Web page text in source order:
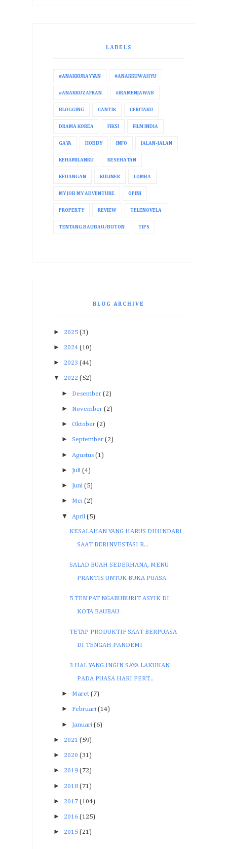
LABELS
#ANAKKURAYYAN #ANAKKUWAHYU
#ANAKKUZAFRAN #IRAMENJAWAB
BLOGGING CANTIK CERITAKU
DRAMA KOREA FIKSI FILM INDIA
GAYA HOBBY INFO JALAN-JALAN
KEHAMILANKU KESEHATAN
KEUANGAN KULINER LOMBA
MY JOB MY ADVENTURE OPINI
PROPERTY REVIEW TELENOVELA
TENTANG BAUBAU/BUTON TIPS
BLOG ARCHIVE
► 2025 (3)
► 2024 (10)
► 2023 (44)
▼ 2022 (52)
► Desember (2)
► November (2)
► Oktober (2)
► September (2)
► Agustus (1)
► Juli (4)
► Juni (5)
► Mei (2)
▼ April (5)
KESALAHAN YANG HARUS DIHINDARI
SAAT BERINVESTASI R...
SALAD BUAH SEDERHANA, MENU
PRAKTIS UNTUK BUKA PUASA
5 TEMPAT NGABUBURIT ASYIK DI
KOTA BAUBAU
TETAP PRODUKTIF SAAT BERPUASA
DI TENGAH PANDEMI
3 HAL YANG INGIN SAYA LAKUKAN
PADA PUASA HARI PERT...
► Maret (7)
► Februari (14)
► Januari (6)
► 2021 (59)
► 2020 (31)
► 2019 (72)
► 2018 (71)
► 2017 (104)
► 2016 (125)
► 2015 (21)